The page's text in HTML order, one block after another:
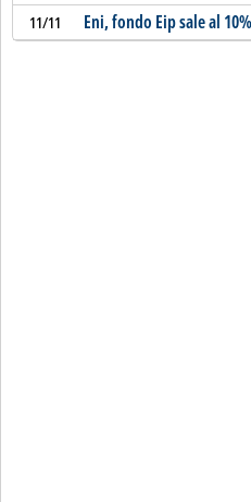
11/11 Eni, fondo Eip sale al